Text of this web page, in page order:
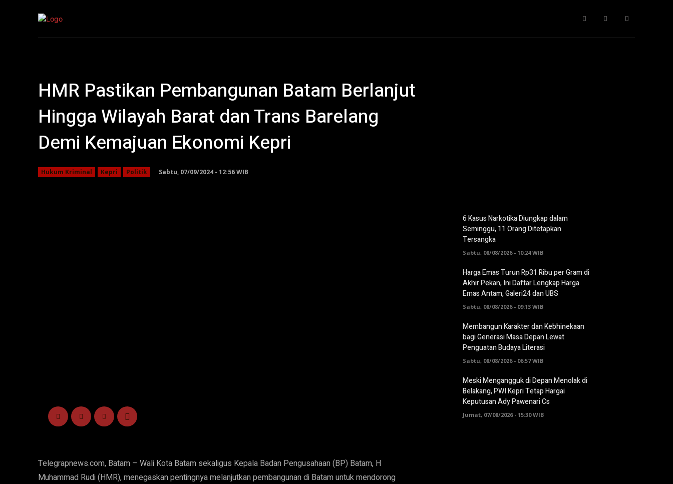
Pendidikan More
HMR Pastikan Pembangunan Batam Berlanjut
Hingga Wilayah Barat dan Trans Barelang
Demi Kemajuan Ekonomi Kepri
Hukum Kriminal Kepri Politik Sabtu, 07/09/2024 - 12:56 WIB
Telegrapnews.com, Batam – Wali Kota Batam sekaligus Kepala Badan Pengusahaan (BP) Batam, H
Muhammad Rudi (HMR), menegaskan pentingnya melanjutkan pembangunan di Batam untuk mendorong
6 Kasus Narkotika Diungkap dalam
Seminggu, 11 Orang Ditetapkan
Tersangka
Sabtu, 08/08/2026 - 10:24 WIB
Harga Emas Turun Rp31 Ribu per Gram di
Akhir Pekan, Ini Daftar Lengkap Harga
Emas Antam, Galeri24 dan UBS
Sabtu, 08/08/2026 - 09:13 WIB
Membangun Karakter dan Kebhinekaan
bagi Generasi Masa Depan Lewat
Penguatan Budaya Literasi
Sabtu, 08/08/2026 - 06:57 WIB
Meski Mengangguk di Depan Menolak di
Belakang, PWI Kepri Tetap Hargai
Keputusan Ady Pawenari Cs
Jumat, 07/08/2026 - 15:30 WIB